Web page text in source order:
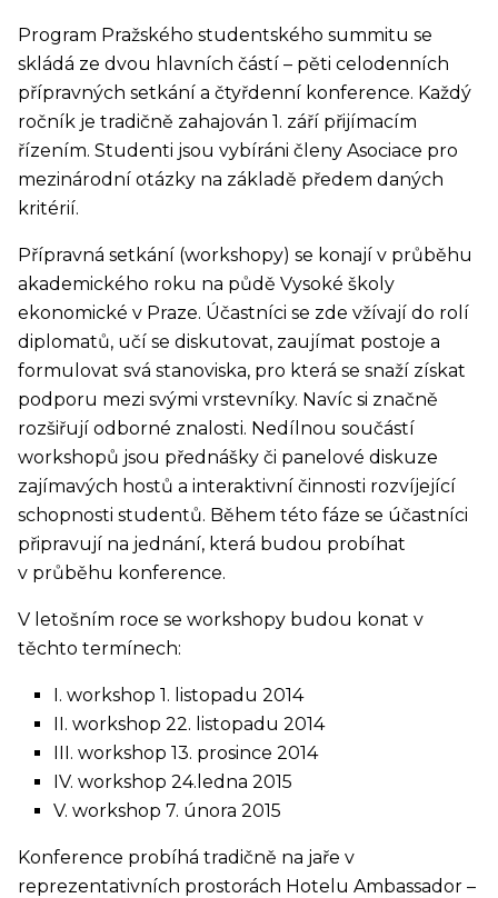
Program Pražského studentského summitu se
skládá ze dvou hlavních částí – pěti celodenních
přípravných setkání a čtyřdenní konference. Každý
ročník je tradičně zahajován 1. září přijímacím
řízením. Studenti jsou vybíráni členy Asociace pro
mezinárodní otázky na základě předem daných
kritérií.
Přípravná setkání (workshopy) se konají v průběhu
akademického roku na půdě Vysoké školy
ekonomické v Praze. Účastníci se zde vžívají do rolí
diplomatů, učí se diskutovat, zaujímat postoje a
formulovat svá stanoviska, pro která se snaží získat
podporu mezi svými vrstevníky. Navíc si značně
rozšiřují odborné znalosti. Nedílnou součástí
workshopů jsou přednášky či panelové diskuze
zajímavých hostů a interaktivní činnosti rozvíjející
schopnosti studentů. Během této fáze se účastníci
připravují na jednání, která budou probíhat
v průběhu konference.
V letošním roce se workshopy budou konat v
těchto termínech:
I. workshop 1. listopadu 2014
II. workshop 22. listopadu 2014
III. workshop 13. prosince 2014
IV. workshop 24.ledna 2015
V. workshop 7. února 2015
Konference probíhá tradičně na jaře v
reprezentativních prostorách Hotelu Ambassador –